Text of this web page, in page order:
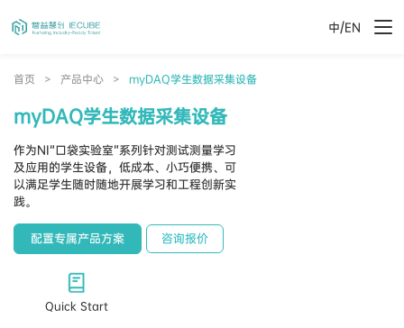
中/EN
首页 > 产品中心 > myDAQ学生​数据​采集​设备
myDAQ学生​数据​采集​设备
作为​NI“口袋​实验​室”系列​针对​测试​测量​学习​
及​应用​的​学生​设备，​低成本、​小巧​便​携、​可
以​满足​学生​随时​随地​开展​学习​和​工程​创新​实
践。
配置专属产品方案 咨询报价
Quick Start